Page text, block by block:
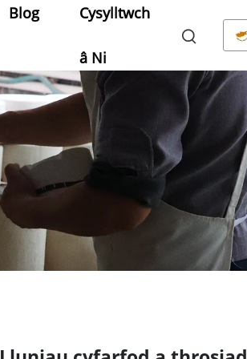
Blog Cysylltwch
â Ni